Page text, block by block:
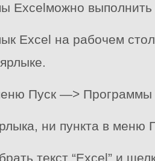
Excelможно
Excel на рабочем
Пуск —>
ни пункта в
текст “Excel” и